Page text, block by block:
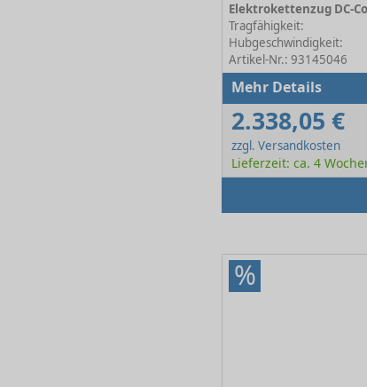
Tragfähigkeit:
Hubgeschwindigkeit:
Artikel-Nr.: 93145046
Mehr Details
2.338,05 €
zzgl. Versandkosten
Lieferzeit: ca. 4
%